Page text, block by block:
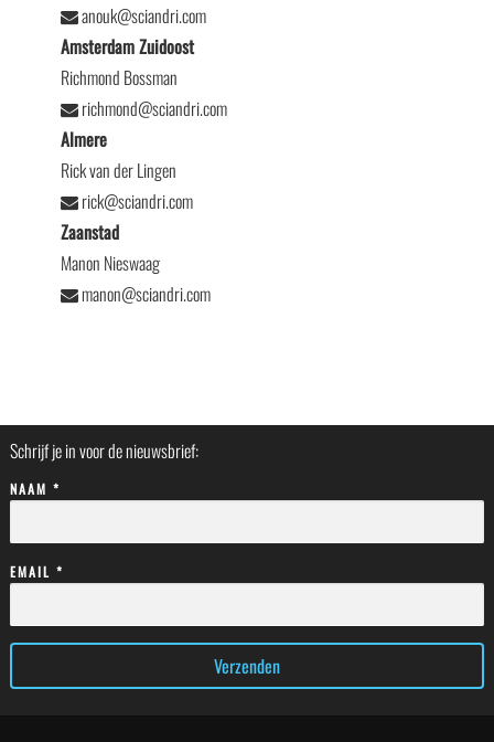
anouk@sciandri.com
Amsterdam Zuidoost
Richmond Bossman
richmond@sciandri.com
Almere
Rick van der Lingen
rick@sciandri.com
Zaanstad
Manon Nieswaag
manon@sciandri.com
Schrijf je in voor de nieuwsbrief:
NAAM *
EMAIL *